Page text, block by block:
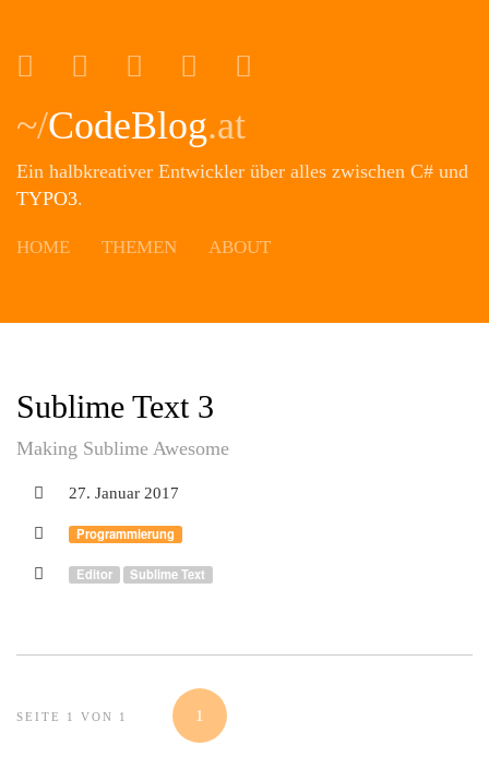
Portfolio
TwitterXing Instagram
~/CodeBlog.at
Ein halbkreativer Entwickler über alles zwischen C# und
TYPO3.
HOME THEMEN ABOUT
Sublime Text 3
Making Sublime Awesome
27. Januar 2017
Programmierung
Editor Sublime Text
SEITE 1 VON 1 1